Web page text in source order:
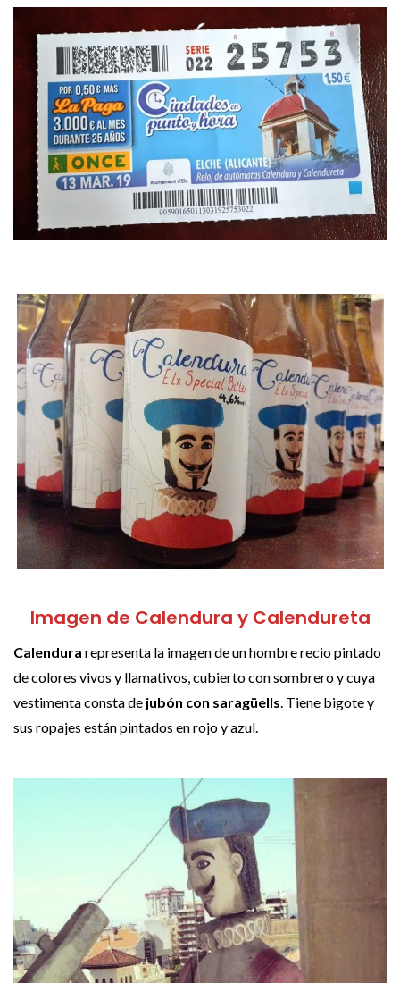
Imagen de Calendura y Calendureta
Calendura representa la imagen de un hombre recio pintado
de colores vivos y llamativos, cubierto con sombrero y cuya
vestimenta consta de jubón con saragüells. Tiene bigote y
sus ropajes están pintados en rojo y azul.